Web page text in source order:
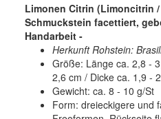
Limonen Citrin (Limoncitrin
Schmuckstein facettiert,
Handarbeit -
Herkunft Rohstein:
Größe: Länge ca. 2,8 -
2,6 cm / Dicke ca. 1,9 -
Gewicht: ca. 8 - 10 g/St
Form: dreieckigere und